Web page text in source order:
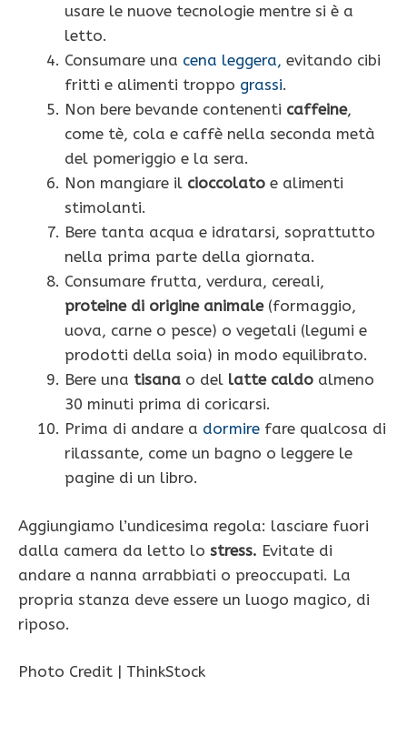
usare le nuove tecnologie mentre si è a
letto.
Consumare una cena leggera, evitando cibi
fritti e alimenti troppo grassi.
Non bere bevande contenenti caffeine,
come tè, cola e caffè nella seconda metà
del pomeriggio e la sera.
Non mangiare il cioccolato e alimenti
stimolanti.
Bere tanta acqua e idratarsi, soprattutto
nella prima parte della giornata.
Consumare frutta, verdura, cereali,
proteine di origine animale(formaggio,
uova, carne o pesce) o vegetali (legumi e
prodotti della soia) in modo equilibrato.
Bere una tisana o del latte caldo almeno
30 minuti prima di coricarsi.
Prima di andare a dormire fare qualcosa di
rilassante, come un bagno o leggere le
pagine di un libro.
Aggiungiamo l’undicesima regola: lasciare fuori
dalla camera da letto lo stress. Evitate di
andare a nanna arrabbiati o preoccupati. La
propria stanza deve essere un luogo magico, di
riposo.
Photo Credit | ThinkStock